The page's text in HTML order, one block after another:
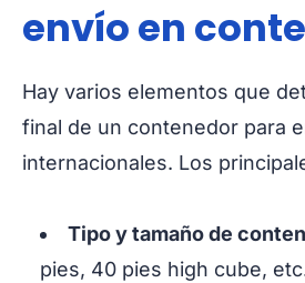
envío en
Hay varios elementos que
final de un contenedor para
internacionales. Los
Tipo y tamaño de
pies, 40 pies high cube,